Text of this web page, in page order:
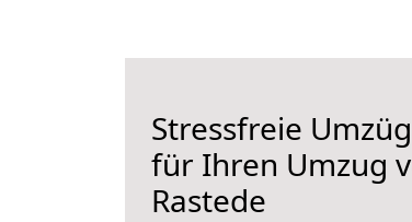
Stressfreie
für Ihren Umzug
Rastede